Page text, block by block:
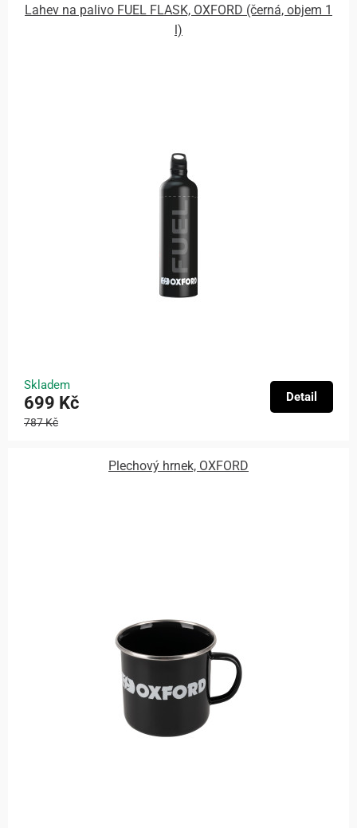
Lahev na palivo FUEL FLASK, OXFORD (černá, objem 1
l)
Skladem
699 Kč
787 Kč
Detail
Plechový hrnek, OXFORD